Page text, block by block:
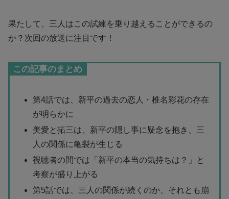
果たして、三人はこの試練を乗り越えることができるの
か？次回の放送に注目です！
この記事のまとめ
第4話では、新平の過去の恋人・椎名彩花の存在
が明らかに
美愛と拓三は、新平の隠し事に疑念を抱き、三
人の関係に亀裂が生じる
視聴者の間では「新平の本当の気持ちは？」と
考察が盛り上がる
第5話では、三人の関係が続くのか、それとも崩